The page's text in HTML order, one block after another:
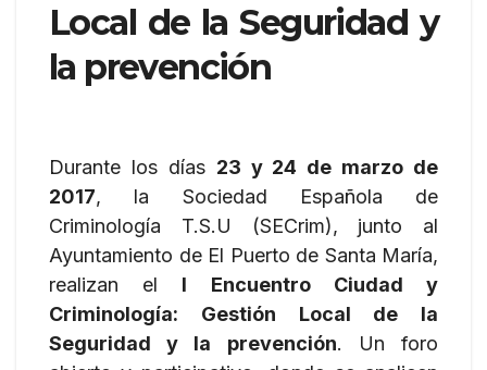
Local de la Seguridad y
la prevención
Durante los días 23 y 24 de marzo de
2017, la Sociedad Española de
Criminología T.S.U (SECrim), junto al
Ayuntamiento de El Puerto de Santa María,
realizan el I Encuentro Ciudad y
Criminología: Gestión Local de la
Seguridad y la prevención. Un foro